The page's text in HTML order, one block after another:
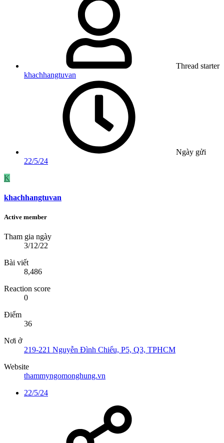
Thread starter
khachhangtuvan
Ngày gửi
22/5/24
K
khachhangtuvan
Active member
Tham gia ngày
3/12/22
Bài viết
8,486
Reaction score
0
Điểm
36
Nơi ở
219-221 Nguyễn Đình Chiểu, P5, Q3, TPHCM
Website
thammyngomonghung.vn
22/5/24